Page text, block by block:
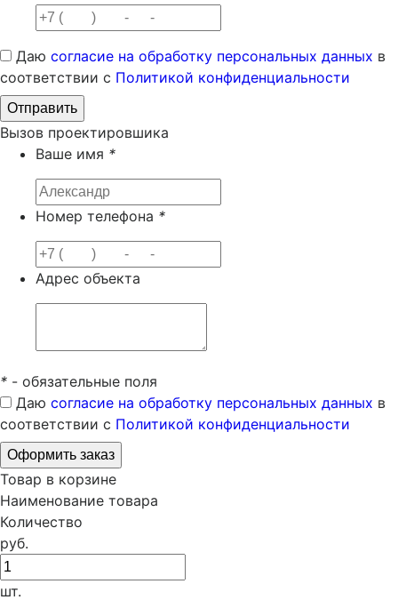
Даю согласие на обработку персональных данных в
соответствии с Политикой конфиденциальности
Вызов проектировшика
Ваше имя *
Номер телефона *
Адрес объекта
* - обязательные поля
Даю согласие на обработку персональных данных в
соответствии с Политикой конфиденциальности
Товар в корзине
Наименование товара
Количество
руб.
шт.